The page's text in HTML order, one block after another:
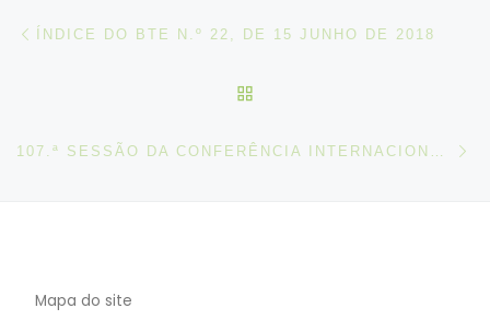
Post navigation
ÍNDICE DO BTE N.º 22, DE 15 JUNHO DE 2018
Mapa do site